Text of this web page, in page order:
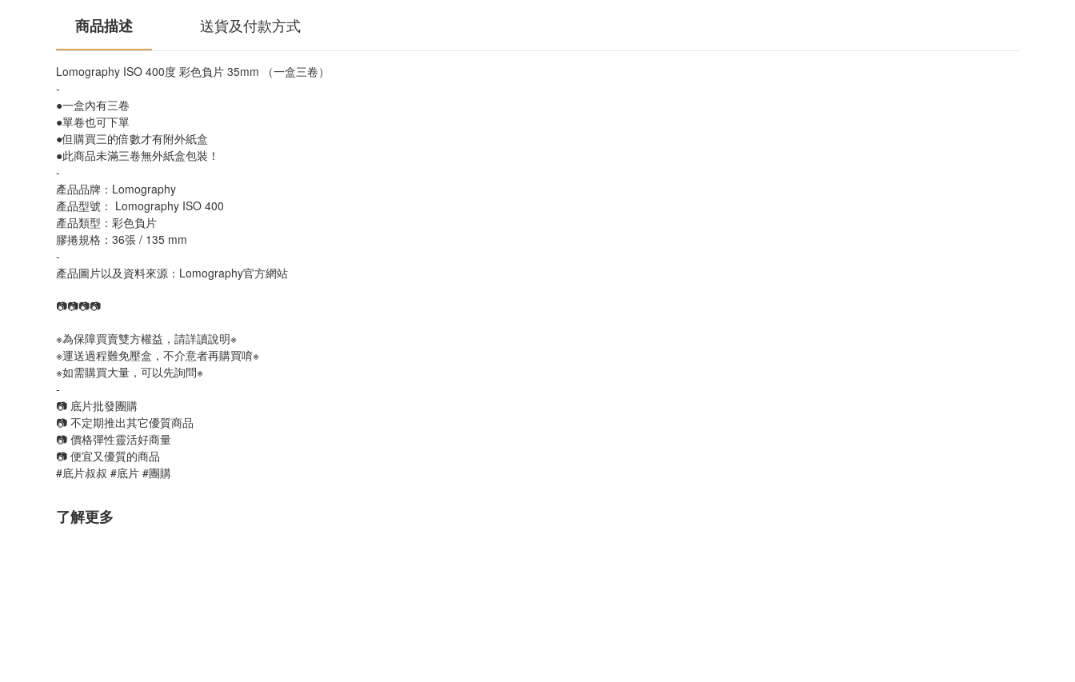
商品描述 送貨及付款方式
Lomography ISO 400度 彩色負片 35mm （一盒三卷）
-
●一盒內有三卷
●單卷也可下單
●但購買三的倍數才有附外紙盒
●此商品未滿三卷無外紙盒包裝！
-
產品品牌：Lomography
產品型號： Lomography ISO 400
產品類型：彩色負片
膠捲規格：36張 / 135 mm
-
產品圖片以及資料來源：Lomography官方網站
📷📷📷📷
※為保障買賣雙方權益，請詳讀說明※
※運送過程難免壓盒，不介意者再購買唷※
※如需購買大量，可以先詢問※
-
📷 底片批發團購
📷 不定期推出其它優質商品
📷 價格彈性靈活好商量
📷 便宜又優質的商品
#底片叔叔 #底片 #團購
了解更多